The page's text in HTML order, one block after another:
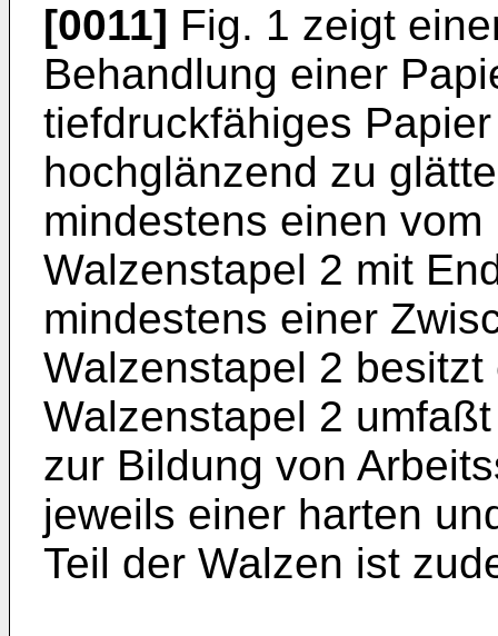
[0011] Fig. 1 zeigt
Behandlung einer
tiefdruckfähiges
hochglänzend zu
mindestens einen
Walzenstapel 2 mit
mindestens einer
Walzenstapel 2
Walzenstapel 2
zur Bildung von
jeweils einer harten
Teil der Walzen ist